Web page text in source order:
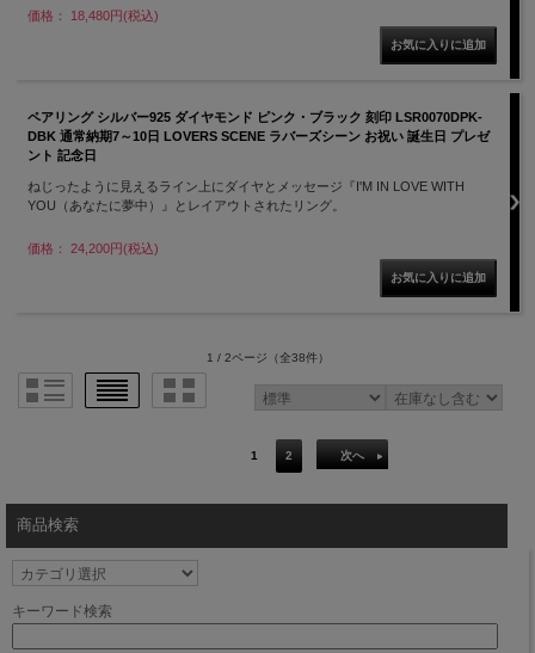
価格： 18,480円(税込)
ペアリング シルバー925 ダイヤモンド ピンク・ブラック 刻印 LSR0070DPK-
DBK 通常納期7～10日 LOVERS SCENE ラバーズシーン お祝い 誕生日 プレゼ
ント 記念日
ねじったように見えるライン上にダイヤとメッセージ『I'M IN LOVE WITH
YOU（あなたに夢中）』とレイアウトされたリング。
価格： 24,200円(税込)
1 / 2ページ （全38件）
1 2 次へ
商品検索
キーワード検索